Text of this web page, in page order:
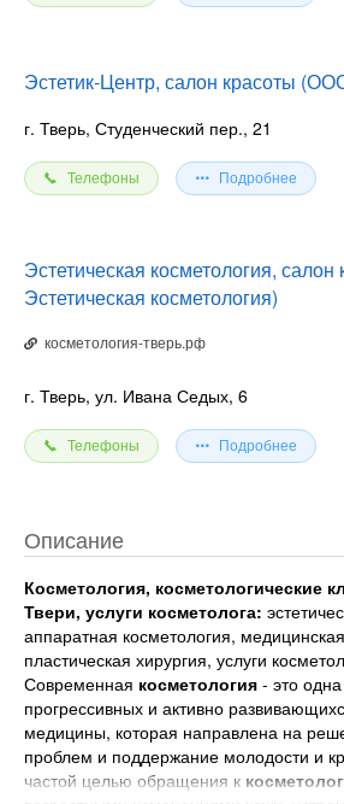
Эстетик-Центр, салон красоты
г. Тверь, Студенческий пер., 21
Телефоны Подробнее
Эстетическая косметология,
Эстетическая косметология)
косметология-тверь.рф
г. Тверь, ул. Ивана Седых, 6
Телефоны Подробнее
Описание
Косметология, косметологические
Твери, услуги косметолога:
аппаратная косметология,
пластическая хирургия, услуги
Современная косметология - это
прогрессивных и активно
медицины, которая направлена на
проблем и поддержание молодости и
частой целью обращения к